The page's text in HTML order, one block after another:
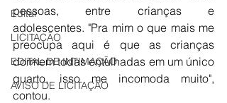
Edital
LICITAÇÃO
EDITAL DE INTIMAÇÃO
AVISO DE LICITAÇÃO
pessoas, entre crianças e
adolescentes. "Pra mim o que mais me
preocupa aqui é que as crianças
dormem todas entulhadas em um único
quarto, isso me incomoda muito",
contou.